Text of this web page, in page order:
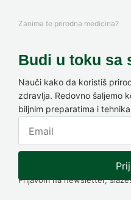
Zanima te prirodna medicina?
Budi u toku sa
Nauči kako da koristiš
zdravlja. Redovno šaljemo
biljnim preparatima i
Prijavom na newsletter,